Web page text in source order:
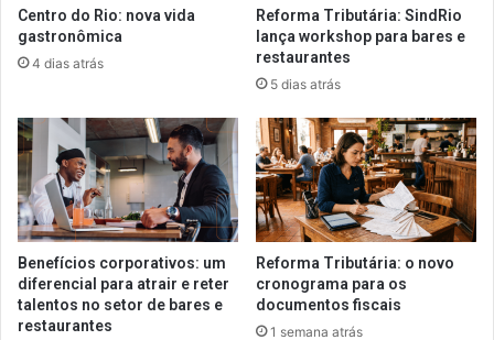
Centro do Rio: nova vida
gastronômica
4 dias atrás
Reforma Tributária: SindRio
lança workshop para bares e
restaurantes
5 dias atrás
Benefícios corporativos: um
diferencial para atrair e reter
talentos no setor de bares e
restaurantes
Reforma Tributária: o novo
cronograma para os
documentos fiscais
1 semana atrás